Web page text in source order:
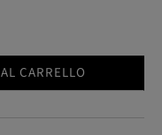
CARRELLO